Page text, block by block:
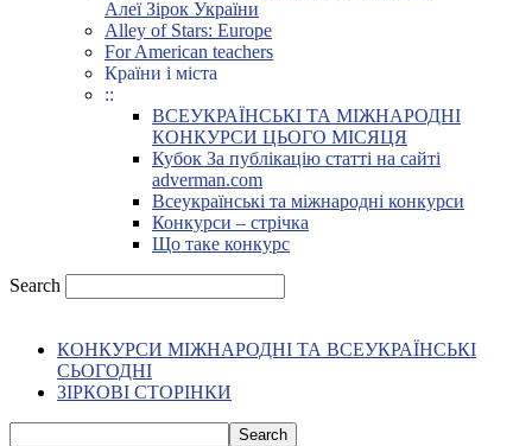
Алеї Зірок України
Alley of Stars: Europe
For American teachers
Країни і міста
::
ВСЕУКРАЇНСЬКІ ТА МІЖНАРОДНІ
КОНКУРСИ ЦЬОГО МІСЯЦЯ
Кубок За публікацію статті на сайті
adverman.com
Всеукраїнські та міжнародні конкурси
Конкурси – стрічка
Що таке конкурс
Search
КОНКУРСИ МІЖНАРОДНІ ТА ВСЕУКРАЇНСЬКІ
СЬОГОДНІ
ЗІРКОВІ СТОРІНКИ